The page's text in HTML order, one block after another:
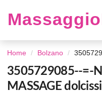
Home Bolzano
3505729085--=-
MASSAGE